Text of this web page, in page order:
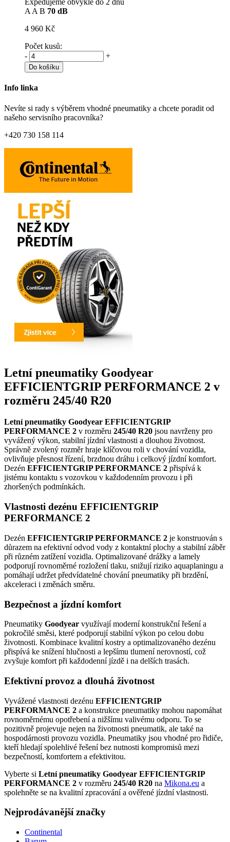
Expedujeme obvykle do 2 dnů
A A B 70 dB
4 960 Kč
Počet kusů:
-
+
Do košíku
Info linka
Nevíte si rady s výběrem vhodné pneumatiky a chcete poradit od
našeho servisního pracovníka?
+420 730 158 114
Letní pneumatiky Goodyear
EFFICIENTGRIP PERFORMANCE 2 v
rozměru 245/40 R20
Letní pneumatiky Goodyear EFFICIENTGRIP
PERFORMANCE 2 v rozměru 245/40 R20 jsou navrženy pro
vyvážený výkon, stabilní jízdní vlastnosti a dlouhou životnost.
Správně zvolený rozměr hraje klíčovou roli v chování vozidla,
ovlivňuje přesnost řízení, brzdnou dráhu i celkový jízdní komfort.
Dezén EFFICIENTGRIP PERFORMANCE 2 přispívá k
jistému kontaktu s vozovkou v každodenním provozu i při
zhoršených podmínkách.
Vlastnosti dezénu EFFICIENTGRIP
PERFORMANCE 2
Dezén EFFICIENTGRIP PERFORMANCE 2 je konstruován s
důrazem na efektivní odvod vody z kontaktní plochy a stabilní záběr
při různém zatížení vozidla. Optimalizované drážky a lamely
podporují rovnoměrné rozložení tlaku, snižují riziko aquaplaningu a
pomáhají udržet předvídatelné chování pneumatiky při brzdění,
akceleraci i změnách směru.
Bezpečnost a jízdní komfort
Pneumatiky Goodyear využívají moderní konstrukční řešení a
pokročilé směsi, které podporují stabilní výkon po celou dobu
životnosti. Kombinace kvalitní kostry a optimalizovaného dezénu
přispívá ke snížení hlučnosti a lepšímu tlumení nerovností, což
zvyšuje komfort při každodenní jízdě i na delších trasách.
Efektivní provoz a dlouhá životnost
Vyvážené vlastnosti dezénu EFFICIENTGRIP
PERFORMANCE 2 a konstrukce pneumatiky mohou napomáhat
rovnoměrnému opotřebení a nižšímu valivému odporu. To se
pozitivně projevuje nejen na životnosti pneumatik, ale také na
hospodárnosti provozu vozidla. Pneumatiky jsou vhodné pro řidiče,
kteří hledají spolehlivé řešení bez nutnosti kompromisů mezi
bezpečností, komfortem a efektivitou.
Vyberte si Letní pneumatiky Goodyear EFFICIENTGRIP
PERFORMANCE 2 v rozměru 245/40 R20 na Mikona.eu a
spolehněte se na kvalitní zpracování a ověřené jízdní vlastnosti.
Nejprodávanější značky
Continental